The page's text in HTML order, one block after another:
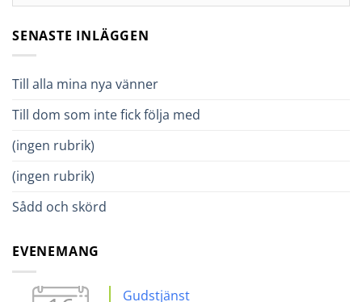
SENASTE INLÄGGEN
Till alla mina nya vänner
Till dom som inte fick följa med
(ingen rubrik)
(ingen rubrik)
Sådd och skörd
EVENEMANG
Gudstjänst